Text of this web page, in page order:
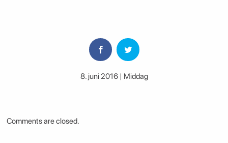
8. juni 2016 | Middag
Comments are closed.